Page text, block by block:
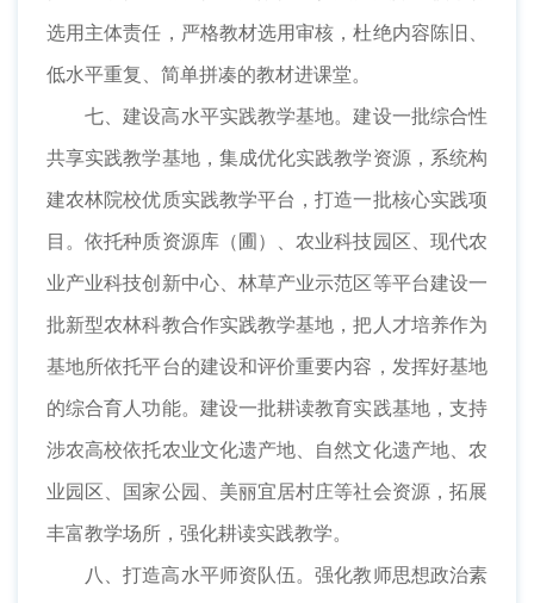
选用主体责任，严格教材选用审核，杜绝内容陈旧、
低水平重复、简单拼凑的教材进课堂。
七、建设高水平实践教学基地。建设一批综合性
共享实践教学基地，集成优化实践教学资源，系统构
建农林院校优质实践教学平台，打造一批核心实践项
目。依托种质资源库（圃）、农业科技园区、现代农
业产业科技创新中心、林草产业示范区等平台建设一
批新型农林科教合作实践教学基地，把人才培养作为
基地所依托平台的建设和评价重要内容，发挥好基地
的综合育人功能。建设一批耕读教育实践基地，支持
涉农高校依托农业文化遗产地、自然文化遗产地、农
业园区、国家公园、美丽宜居村庄等社会资源，拓展
丰富教学场所，强化耕读实践教学。
八、打造高水平师资队伍。强化教师思想政治素